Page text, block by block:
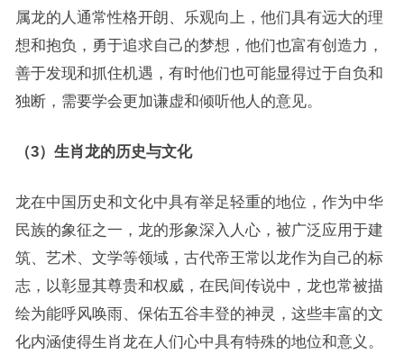
属龙的人通常性格开朗、乐观向上，他们具有远大的理
想和抱负，勇于追求自己的梦想，他们也富有创造力，
善于发现和抓住机遇，有时他们也可能显得过于自负和
独断，需要学会更加谦虚和倾听他人的意见。
（3）生肖龙的历史与文化
龙在中国历史和文化中具有举足轻重的地位，作为中华
民族的象征之一，龙的形象深入人心，被广泛应用于建
筑、艺术、文学等领域，古代帝王常以龙作为自己的标
志，以彰显其尊贵和权威，在民间传说中，龙也常被描
绘为能呼风唤雨、保佑五谷丰登的神灵，这些丰富的文
化内涵使得生肖龙在人们心中具有特殊的地位和意义。